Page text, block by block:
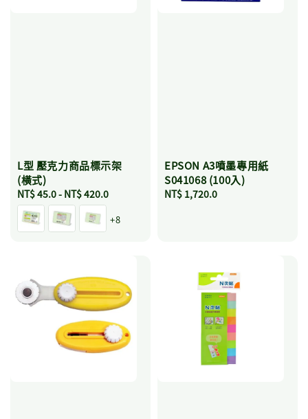
L型 壓克力商品標示架
(橫式)
Regular
price
NT$ 45.0- NT$ 420.0
+8
EPSON A3噴墨專用紙
S041068 (100入)
Regular
NT$ 1,720.0